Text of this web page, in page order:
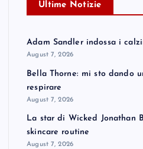
Ultime Notizie
Adam Sandler indossa i
August 7, 2026
Bella Thorne: mi sto dando
respirare
August 7, 2026
La star di Wicked Jonathan
skincare routine
August 7, 2026